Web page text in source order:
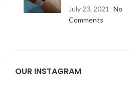
July 23, 2021
No
Comments
OUR INSTAGRAM